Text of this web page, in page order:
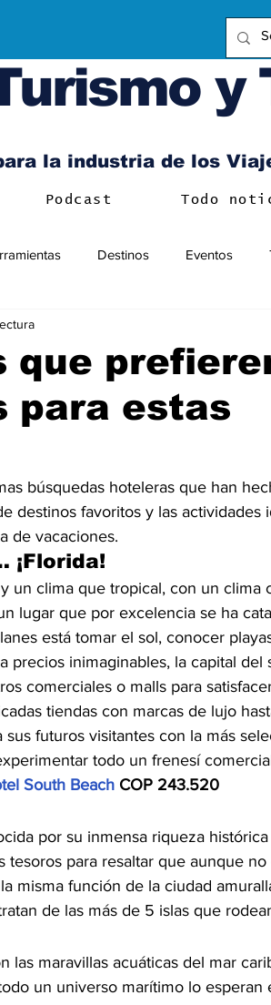
y
la industria de los
Podcast Todo
Destinos Eventos
que
para estas
búsquedas hoteleras que han
destinos favoritos y las actividades
de vacaciones.
¡Florida!
un clima que tropical, con un clima
lugar que por excelencia se ha
está tomar el sol, conocer
precios inimaginables, la capital del
comerciales o malls para
tiendas con marcas de lujo
futuros visitantes con la más
todo un frenesí
South Beach COP 243.520
por su inmensa riqueza
tesoros para resaltar que aunque
misma función de la ciudad
de las más de 5 islas que
las maravillas acuáticas del mar
un universo marítimo lo esperan